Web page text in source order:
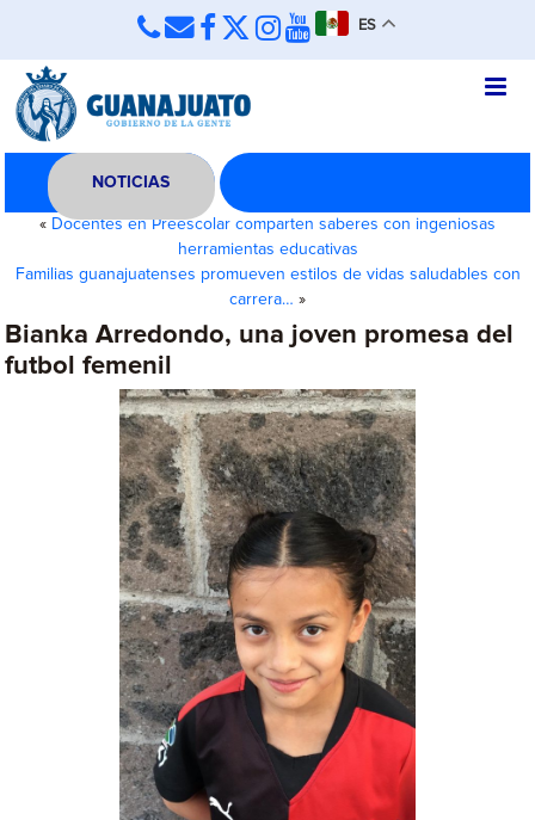
ES
NOTICIAS
« Docentes en Preescolar comparten saberes con ingeniosas
herramientas educativas
Familias guanajuatenses promueven estilos de vidas saludables con
carrera… »
Bianka Arredondo, una joven promesa del
futbol femenil